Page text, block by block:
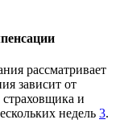
рассматривает
зависит от
и
недель 3.